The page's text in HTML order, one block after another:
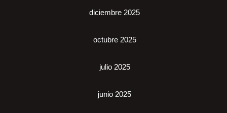
diciembre 2025
octubre 2025
julio 2025
junio 2025